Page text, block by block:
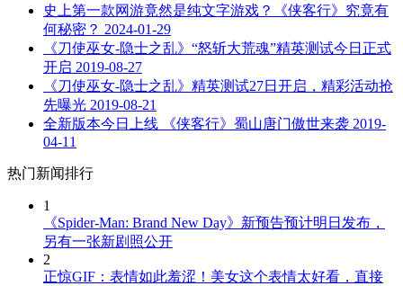
史上第一款网游竟然是纯文字游戏？《侠客行》究竟有
何秘密？ 2024-01-29
《刀使巫女-隐士之乱》“怒斩大荒魂”精英测试今日正式
开启 2019-08-27
《刀使巫女-隐士之乱》精英测试27日开启，精彩活动抢
先曝光 2019-08-21
全新版本今日上线 《侠客行》蜀山唐门傲世来袭 2019-
04-11
热门新闻排行
1
《Spider-Man: Brand New Day》新预告预计明日发布，
另有一张新剧照公开
2
正惊GIF：表情如此羞涩！美女这个表情太好看，直接